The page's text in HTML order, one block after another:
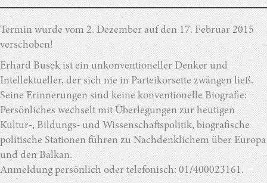
Termin wurde vom 2. Dezember auf den 17. Februar 2015
verschoben!
Erhard Busek ist ein unkonventioneller Denker und
Intellektueller, der sich nie in Parteikorsette zwängen ließ.
Seine Erinnerungen sind keine konventionelle Biografie:
Persönliches wechselt mit Überlegungen zur heutigen
Kultur-, Bildungs- und Wissenschaftspolitik, biografische
politische Stationen führen zu Nachdenklichem über Europa
und den Balkan.
Anmeldung persönlich oder telefonisch: 01/400023161.